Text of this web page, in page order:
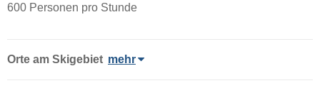
600 Personen pro Stunde
Orte am Skigebiet mehr